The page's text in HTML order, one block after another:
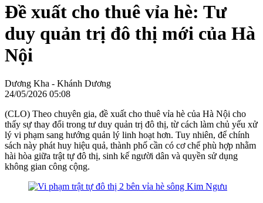
Đề xuất cho thuê vỉa hè: Tư
duy quản trị đô thị mới của Hà
Nội
Dương Kha - Khánh Dương
24/05/2026 05:08
(CLO) Theo chuyên gia, đề xuất cho thuê vỉa hè của Hà Nội cho
thấy sự thay đổi trong tư duy quản trị đô thị, từ cách làm chủ yếu xử
lý vi phạm sang hướng quản lý linh hoạt hơn. Tuy nhiên, để chính
sách này phát huy hiệu quả, thành phố cần có cơ chế phù hợp nhằm
hài hòa giữa trật tự đô thị, sinh kế người dân và quyền sử dụng
không gian công cộng.